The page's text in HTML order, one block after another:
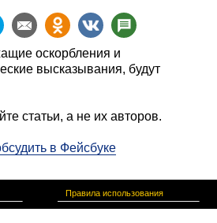
оскорбления и
высказывания, будут
статьи, а не их авторов.
в Фейсбуке
Правила использования